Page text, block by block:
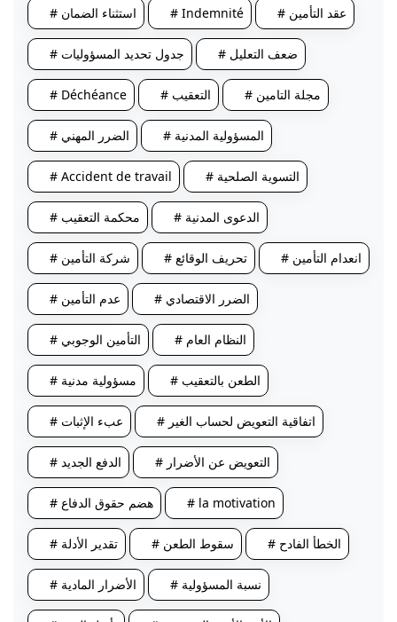
# استثناء الضمان # Indemnité # عقد التأمين
# جدول تحديد المسؤوليات # ضعف التعليل
# Déchéance # التعقيب # مجلة التامين
# الضرر المهني # المسؤولية المدنية
# Accident de travail # التسوية الصلحية
# محكمة التعقيب # الدعوى المدنية
# شركة التأمين # تحريف الوقائع # انعدام التأمين
# عدم التأمين # الضرر الاقتصادي
# التأمين الوجوبي # النظام العام
# مسؤولية مدنية # الطعن بالتعقيب
# عبء الإثبات # اتفاقية التعويض لحساب الغير
# الدفع الجديد # التعويض عن الأضرار
# هضم حقوق الدفاع # la motivation
# تقدير الأدلة # سقوط الطعن # الخطأ الفادح
# الأضرار المادية # نسبة المسؤولية